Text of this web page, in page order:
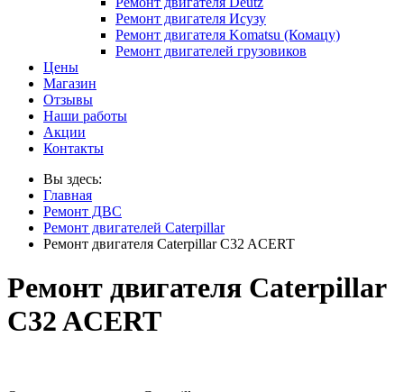
Ремонт двигателя Исузу
Ремонт двигателя Komatsu (Комацу)
Ремонт двигателей грузовиков
Цены
Магазин
Отзывы
Наши работы
Акции
Контакты
Вы здесь:
Главная
Ремонт ДВС
Ремонт двигателей Caterpillar
Ремонт двигателя Caterpillar C32 ACERT
Ремонт двигателя Caterpillar
C32 ACERT